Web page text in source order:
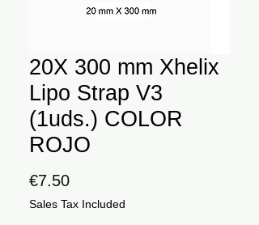
20X 300 mm Xhelix
Lipo Strap V3
(1uds.) COLOR
ROJO
€7.50Price
Sales Tax Included